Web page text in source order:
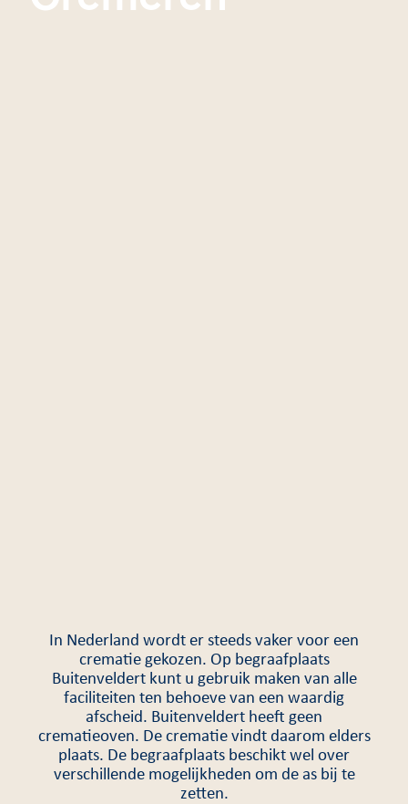
In Nederland wordt er steeds vaker voor een
crematie gekozen. Op begraafplaats
Buitenveldert kunt u gebruik maken van alle
faciliteiten ten behoeve van een waardig
afscheid. Buitenveldert heeft geen
crematieoven. De crematie vindt daarom elders
plaats. De begraafplaats beschikt wel over
verschillende mogelijkheden om de as bij te
zetten.